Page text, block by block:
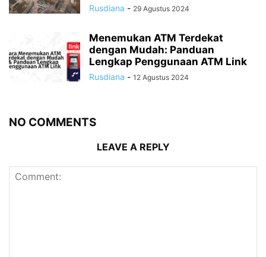
Rusdiana - 29 Agustus 2024
Menemukan ATM Terdekat
dengan Mudah: Panduan
Lengkap Penggunaan ATM Link
Rusdiana - 12 Agustus 2024
NO COMMENTS
LEAVE A REPLY